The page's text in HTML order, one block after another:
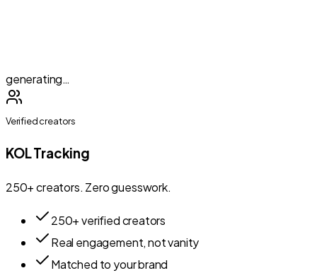
generating…
Verified creators
KOL Tracking
250+ creators. Zero guesswork.
250+ verified creators
Real engagement, not vanity
Matched to your brand